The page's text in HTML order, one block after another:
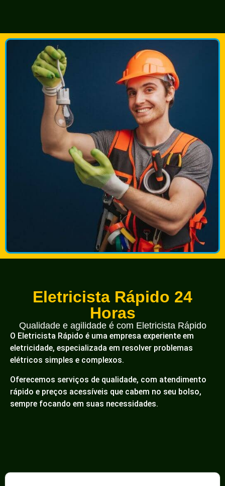
Eletricista Rápido 24
Horas
Qualidade e agilidade é com Eletricista Rápido
O Eletricista Rápido é uma empresa experiente em
eletricidade, especializada em resolver problemas
elétricos simples e complexos.
Oferecemos serviços de qualidade, com atendimento
rápido e preços acessíveis que cabem no seu bolso,
sempre focando em suas necessidades.